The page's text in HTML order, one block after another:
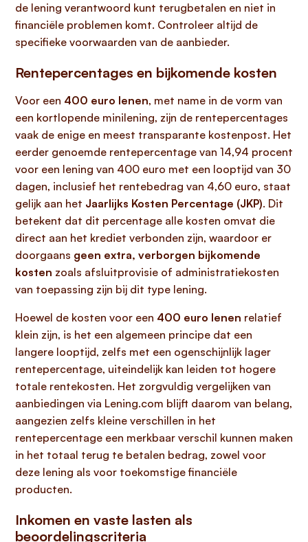
de lening verantwoord kunt terugbetalen en niet in
financiële problemen komt. Controleer altijd de
specifieke voorwaarden van de aanbieder.
Rentepercentages en bijkomende kosten
Voor een 400 euro lenen, met name in de vorm van
een kortlopende minilening, zijn de rentepercentages
vaak de enige en meest transparante kostenpost. Het
eerder genoemde rentepercentage van 14,94 procent
voor een lening van 400 euro met een looptijd van 30
dagen, inclusief het rentebedrag van 4,60 euro, staat
gelijk aan het Jaarlijks Kosten Percentage (JKP). Dit
betekent dat dit percentage alle kosten omvat die
direct aan het krediet verbonden zijn, waardoor er
doorgaans geen extra, verborgen bijkomende
kosten zoals afsluitprovisie of administratiekosten
van toepassing zijn bij dit type lening.
Hoewel de kosten voor een 400 euro lenen relatief
klein zijn, is het een algemeen principe dat een
langere looptijd, zelfs met een ogenschijnlijk lager
rentepercentage, uiteindelijk kan leiden tot hogere
totale rentekosten. Het zorgvuldig vergelijken van
aanbiedingen via Lening.com blijft daarom van belang,
aangezien zelfs kleine verschillen in het
rentepercentage een merkbaar verschil kunnen maken
in het totaal terug te betalen bedrag, zowel voor
deze lening als voor toekomstige financiële
producten.
Inkomen en vaste lasten als
beoordelingscriteria